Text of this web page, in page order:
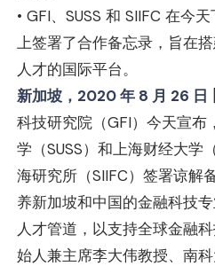
• GFI、SUSS 和 SIIFC 在今
上签署了合作备忘录，旨在
人才的国际平台。
新加坡，2020 年 8 月 26 日
科技研究院（GFI）今天宣布
学（SUSS）和上海财经大学
海研究所（SIIFC）签署谅解
养新加坡和中国的金融科技
人才管道，以支持全球金融
始人兼主席李大伟教授、南